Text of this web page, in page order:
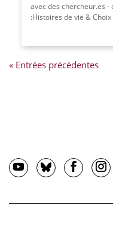
avec des chercheur.es
:Histoires de vie &
« Entrées précédentes